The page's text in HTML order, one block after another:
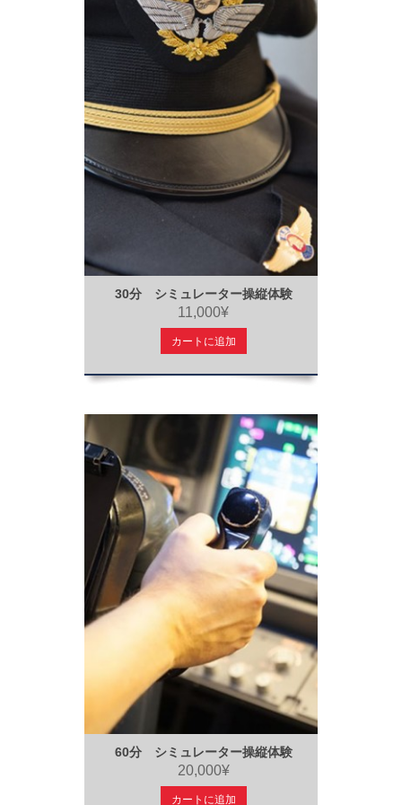
30分 シミュレーター操縦体験
11,000¥
カートに追加
60分 シミュレーター操縦体験
20,000¥
カートに追加